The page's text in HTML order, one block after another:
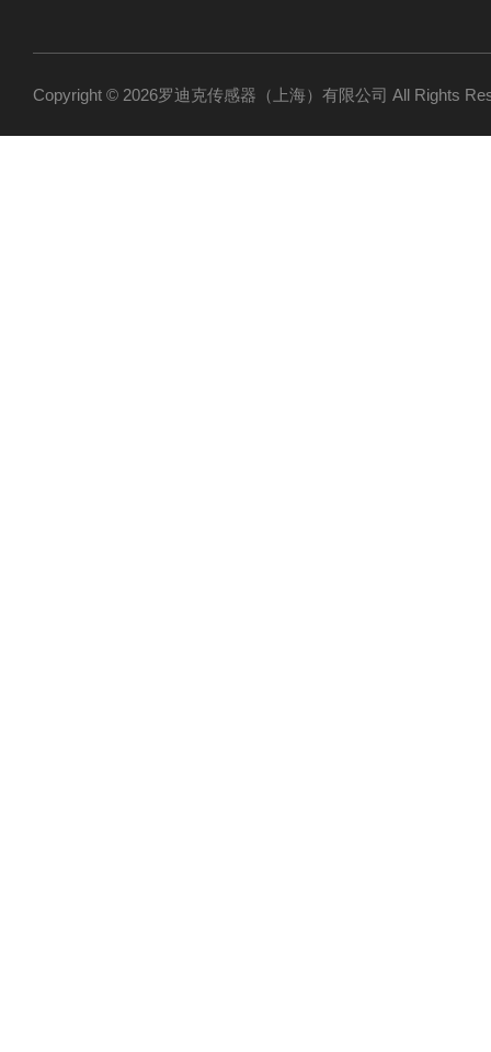
Copyright © 2026罗迪克传感器（上海）有限公司 All Rights